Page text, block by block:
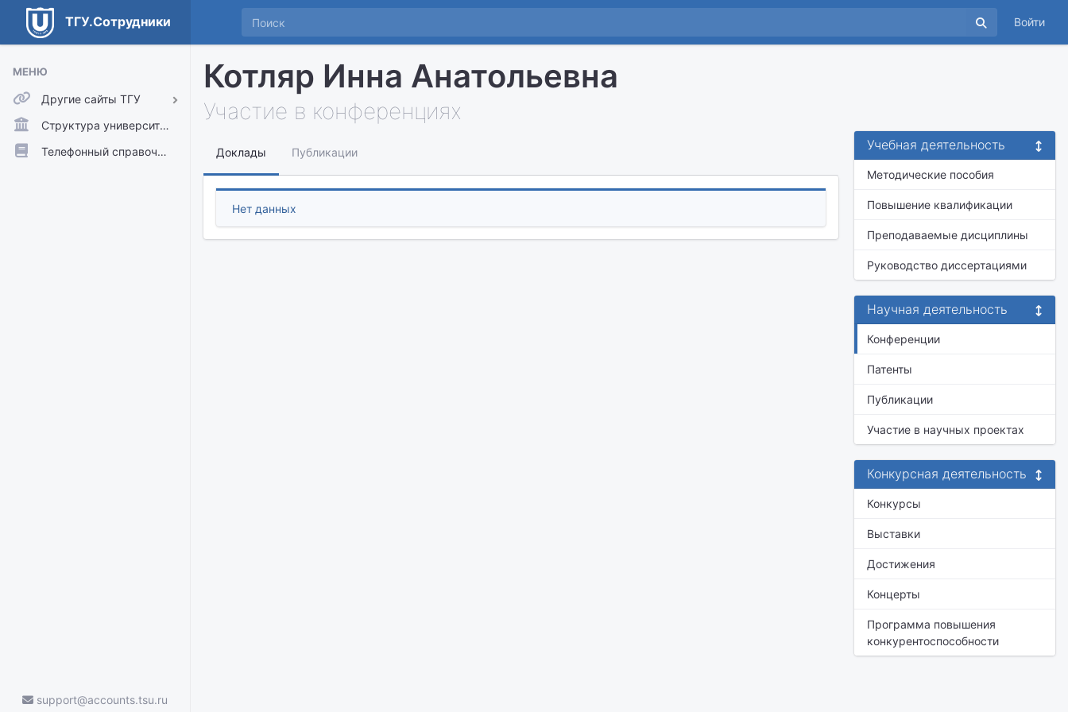
ТГУ.Сотрудники Войти
МЕНЮ
Другие сайты ТГУ
ТГУ.Аккаунты
ТГУ.Расписание
Структура университета
Телефонный справочник
support@accounts.tsu.ru
Котляр Инна Анатольевна
Участие в конференциях
Доклады Публикации
Нет данных
Учебная деятельность
Методические пособия
Повышение квалификации
Преподаваемые дисциплины
Руководство диссертациями
Научная деятельность
Конференции
Патенты
Публикации
Участие в научных проектах
Конкурсная деятельность
Конкурсы
Выставки
Достижения
Концерты
Программа повышения
конкурентоспособности